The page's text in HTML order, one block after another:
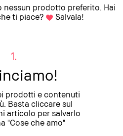
nessun prodotto preferito. Hai
ti piace?
Salvala!
1.
prodotti e contenuti
Basta cliccare sul
articolo per salvarlo
"Cose che amo"